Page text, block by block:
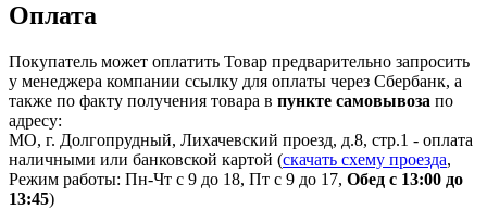
Оплата
Покупатель может оплатить Товар предварительно запросить
у менеджера компании ссылку для оплаты через Сбербанк, а
также по факту получения товара в пункте самовывоза по
адресу:
МО, г. Долгопрудный, Лихачевский проезд, д.8, стр.1 - оплата
наличными или банковской картой (скачать схему проезда,
Режим работы: Пн-Чт с 9 до 18, Пт с 9 до 17, Обед с 13:00 до
13:45)